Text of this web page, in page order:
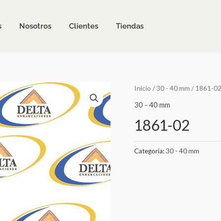
Nosotros Clientes Tiendas
Inicio /30 - 40 mm / 1861-02
30 - 40 mm
1861-02
Categoría:30 - 40 mm